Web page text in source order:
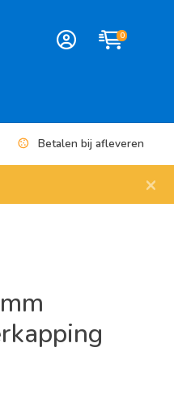
0
Betalen bij afleveren
×